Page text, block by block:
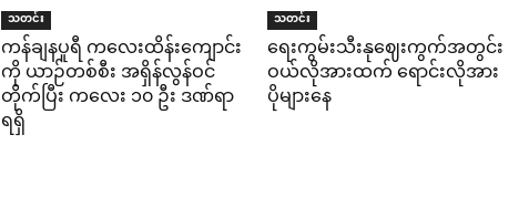
သတင်း
ကန်ချနပူရီ ကလေးထိန်းကျောင်း
ကို ယာဉ်တစ်စီး အရှိန်လွန်ဝင်
တိုက်ပြီး ကလေး ၁၀ ဦး ဒဏ်ရာ
ရရှိ
သတင်း
ရေးကွမ်းသီးနုဈေးကွက်အတွင်း
ဝယ်လိုအားထက် ရောင်းလိုအား
ပိုများနေ